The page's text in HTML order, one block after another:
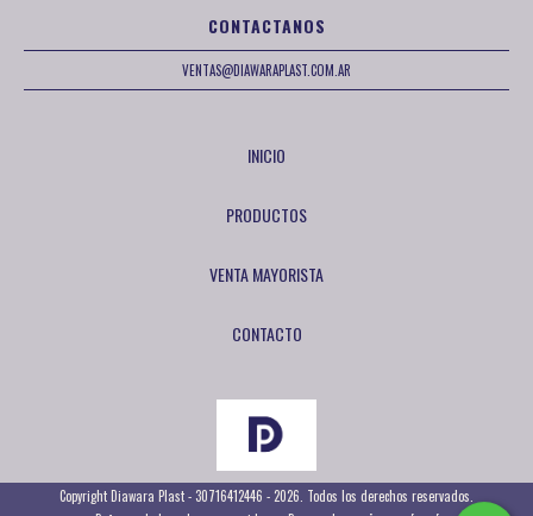
CONTACTANOS
VENTAS@DIAWARAPLAST.COM.AR
INICIO
PRODUCTOS
VENTA MAYORISTA
CONTACTO
Copyright Diawara Plast - 30716412446 - 2026. Todos los derechos reservados.